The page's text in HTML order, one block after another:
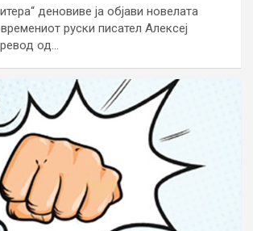
деновиве ја објави новелата
руски писател Алексеј
од…